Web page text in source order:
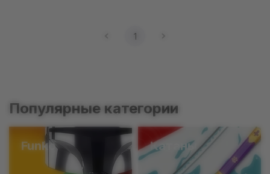
1
Популярные категории
Funko Катаны